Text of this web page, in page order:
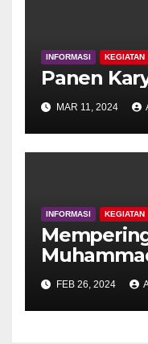
INFORMASI KEGIATAN
Panen
MAR 11, 2024
INFORMASI KEGIATAN
FEB 26, 2024